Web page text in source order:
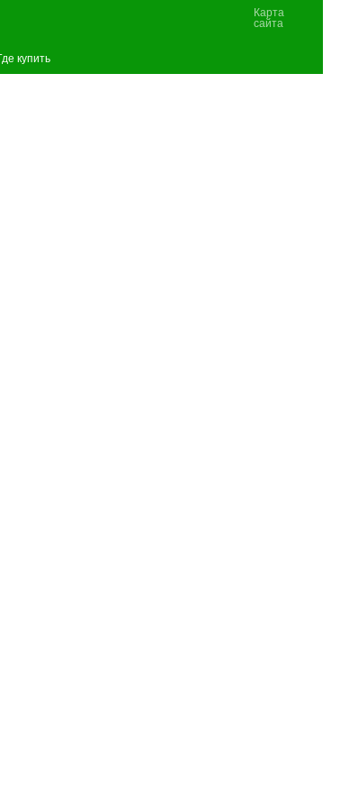
Карта
сайта
купить